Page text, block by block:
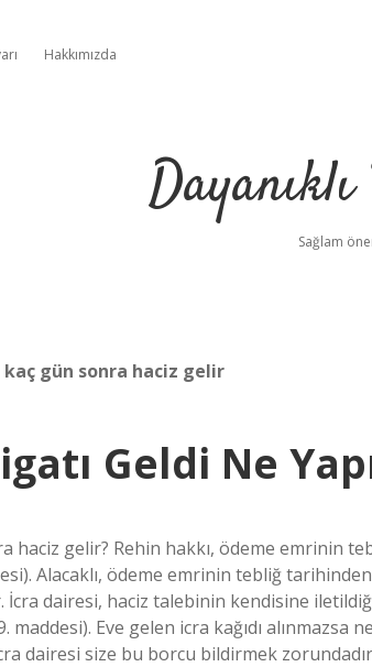
Hakkımızda
Sağlam
kaç gün sonra haciz gelir
Geldi Ne
haciz gelir? Rehin hakkı, ödeme emrinin
Alacaklı, ödeme emrinin tebliğ
İcra dairesi, haciz talebinin kendisine
Eve gelen icra kağıdı alınmazsa
dairesi size bu borcu bildirmek